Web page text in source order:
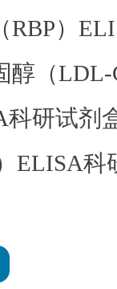
RBP）
醇（LDL-
科研试剂
ELISA科